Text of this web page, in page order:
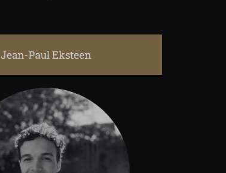
Jean-Paul Eksteen